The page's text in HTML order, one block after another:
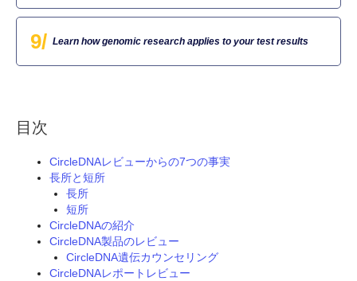
9/ Learn how genomic research applies to your test results
目次
CircleDNAレビューからの7つの事実
長所と短所
長所
短所
CircleDNAの紹介
CircleDNA製品のレビュー
CircleDNA遺伝カウンセリング
CircleDNAレポートレビュー